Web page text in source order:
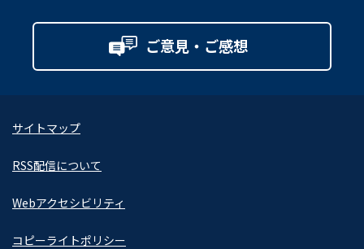
ご意見・ご感想
サイトマップ
RSS配信について
Webアクセシビリティ
コピーライトポリシー